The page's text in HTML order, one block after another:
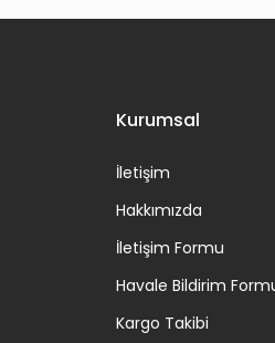
Kurumsal
İletişim
Hakkımızda
İletişim Formu
Havale Bildirim
Kargo Takibi